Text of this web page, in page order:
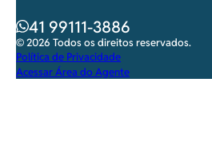
41 99111-3886
© 2026 Todos os direitos reservados.
Política de Privacidade
Acessar Área do Agente